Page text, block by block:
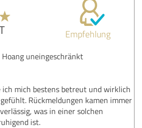
Empfehlung
uneingeschränkt
ich mich bestens betreut und wirklich
Rückmeldungen kamen immer
was in einer solchen
ist.